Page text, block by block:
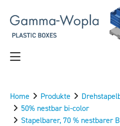
Home Produkte
50% nestbar bi-color
Stapelbarer, 70 % nestbarer